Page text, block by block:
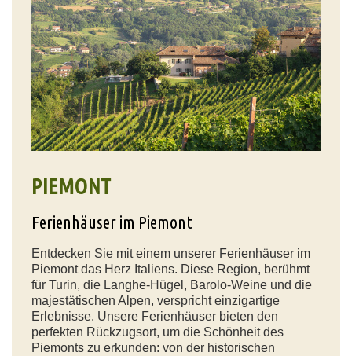
PIEMONT
Ferienhäuser im Piemont
Entdecken Sie mit einem unserer Ferienhäuser im
Piemont das Herz Italiens. Diese Region, berühmt
für Turin, die Langhe-Hügel, Barolo-Weine und die
majestätischen Alpen, verspricht einzigartige
Erlebnisse. Unsere Ferienhäuser bieten den
perfekten Rückzugsort, um die Schönheit des
Piemonts zu erkunden: von der historischen